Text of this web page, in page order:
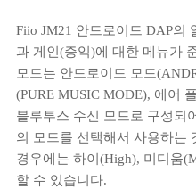
Fiio JM21 안드로이드 DAP의
과 게인(증익)에 대한 메뉴가
모드는 안드로이드 모드
(PURE MUSIC MODE), 에어
블루투스 수신 모드로 구성되
의 모드를 선택해서 사용하는
경우에는 하이(High), 미디움
할 수 있습니다.